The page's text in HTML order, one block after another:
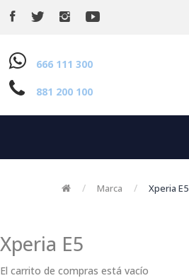
666 111 300
881 200 100
Marca Xperia E5
Xperia E5
El carrito de compras está vacío